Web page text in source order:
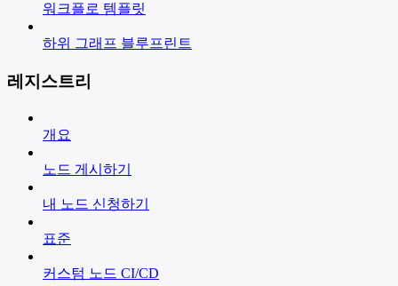
워크플로 템플릿
하위 그래프 블루프린트
레지스트리
개요
노드 게시하기
내 노드 신청하기
표준
커스텀 노드 CI/CD